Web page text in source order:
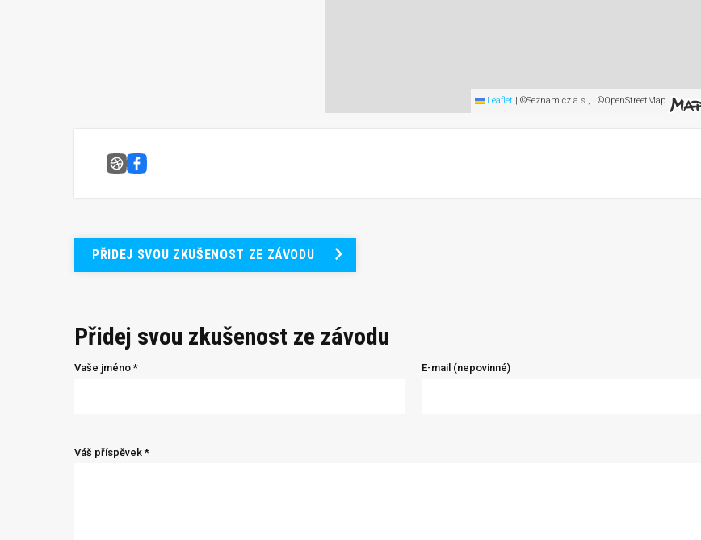
Leaflet | ©Seznam.cz a.s., | ©OpenStreetMap
Nidwaldnerlauf 2020
Facebook
PŘIDEJ SVOU ZKUŠENOST ZE ZÁVODU
Přidej svou zkušenost ze závodu
Vaše jméno * E-mail (nepovinné)
Váš příspěvek *